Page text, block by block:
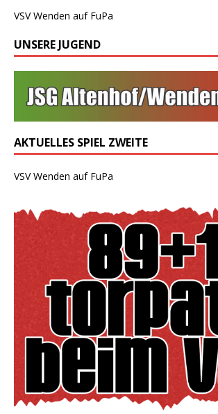
VSV Wenden auf FuPa
UNSERE JUGEND
AKTUELLES SPIEL ZWEITE
VSV Wenden auf FuPa